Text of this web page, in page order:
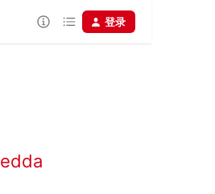
登录